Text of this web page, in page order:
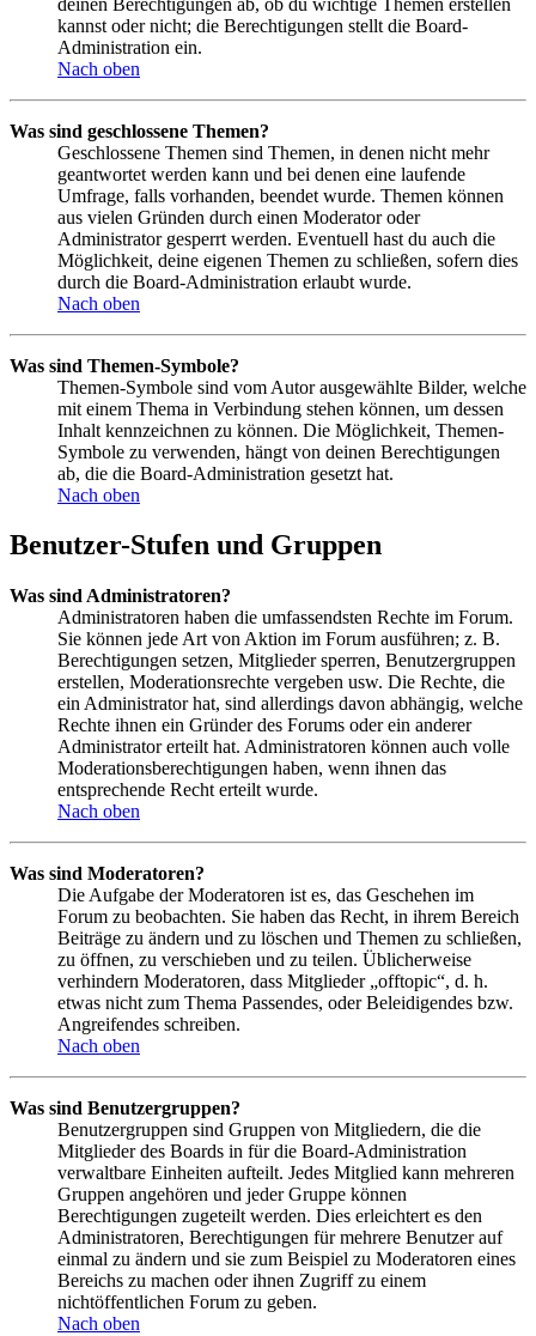
kannst oder nicht; die Berechtigungen stellt die Board-
Administration ein.
Nach oben
Was sind geschlossene Themen?
Geschlossene Themen sind Themen, in denen nicht mehr
geantwortet werden kann und bei denen eine laufende
Umfrage, falls vorhanden, beendet wurde. Themen können
aus vielen Gründen durch einen Moderator oder
Administrator gesperrt werden. Eventuell hast du auch die
Möglichkeit, deine eigenen Themen zu schließen, sofern dies
durch die Board-Administration erlaubt wurde.
Nach oben
Was sind Themen-Symbole?
Themen-Symbole sind vom Autor ausgewählte Bilder, welche
mit einem Thema in Verbindung stehen können, um dessen
Inhalt kennzeichnen zu können. Die Möglichkeit, Themen-
Symbole zu verwenden, hängt von deinen Berechtigungen
ab, die die Board-Administration gesetzt hat.
Nach oben
Benutzer-Stufen und Gruppen
Was sind Administratoren?
Administratoren haben die umfassendsten Rechte im Forum.
Sie können jede Art von Aktion im Forum ausführen; z. B.
Berechtigungen setzen, Mitglieder sperren, Benutzergruppen
erstellen, Moderationsrechte vergeben usw. Die Rechte, die
ein Administrator hat, sind allerdings davon abhängig, welche
Rechte ihnen ein Gründer des Forums oder ein anderer
Administrator erteilt hat. Administratoren können auch volle
Moderationsberechtigungen haben, wenn ihnen das
entsprechende Recht erteilt wurde.
Nach oben
Was sind Moderatoren?
Die Aufgabe der Moderatoren ist es, das Geschehen im
Forum zu beobachten. Sie haben das Recht, in ihrem Bereich
Beiträge zu ändern und zu löschen und Themen zu schließen,
zu öffnen, zu verschieben und zu teilen. Üblicherweise
verhindern Moderatoren, dass Mitglieder „offtopic“, d. h.
etwas nicht zum Thema Passendes, oder Beleidigendes bzw.
Angreifendes schreiben.
Nach oben
Was sind Benutzergruppen?
Benutzergruppen sind Gruppen von Mitgliedern, die die
Mitglieder des Boards in für die Board-Administration
verwaltbare Einheiten aufteilt. Jedes Mitglied kann mehreren
Gruppen angehören und jeder Gruppe können
Berechtigungen zugeteilt werden. Dies erleichtert es den
Administratoren, Berechtigungen für mehrere Benutzer auf
einmal zu ändern und sie zum Beispiel zu Moderatoren eines
Bereichs zu machen oder ihnen Zugriff zu einem
nichtöffentlichen Forum zu geben.
Nach oben